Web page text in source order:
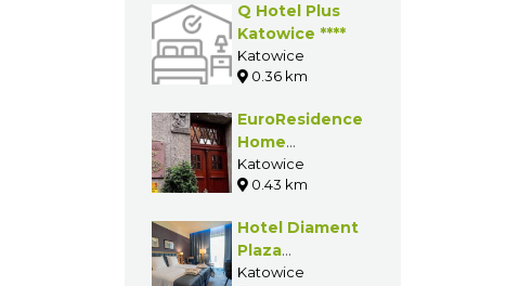
Q Hotel Plus
Katowice ****
Katowice
0.36 km
EuroResidence
Home
Apartament
Katowice
0.43 km
Hotel Diament
Plaza
Katowice****
Katowice